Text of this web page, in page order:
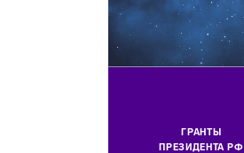
ГРАНТЫ
ПРЕЗИДЕНТА РФ